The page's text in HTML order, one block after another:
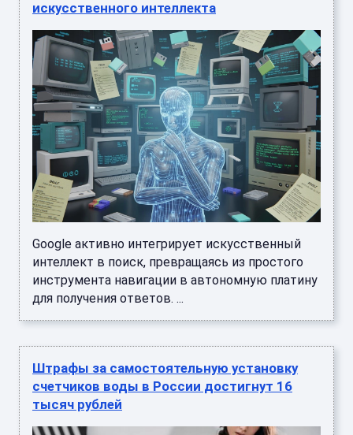
искусственного интеллекта
Google активно интегрирует искусственный
интеллект в поиск, превращаясь из простого
инструмента навигации в автономную платину
для получения ответов. ...
Штрафы за самостоятельную установку
счетчиков воды в России достигнут 16
тысяч рублей